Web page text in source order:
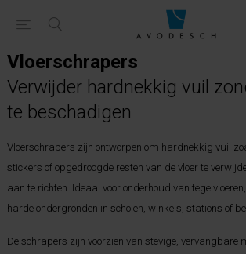
Vloerschrapers
Verwijder hardnekkig vuil
te beschadigen
Vloerschrapers zijn ontworpen om hardnekkig vuil
stickers of opgedroogde resten van de vloer te
aan te richten. Ideaal voor onderhoud van
harde ondergronden in scholen, winkels, stations of
De schrapers zijn voorzien van stevige, vervangbare